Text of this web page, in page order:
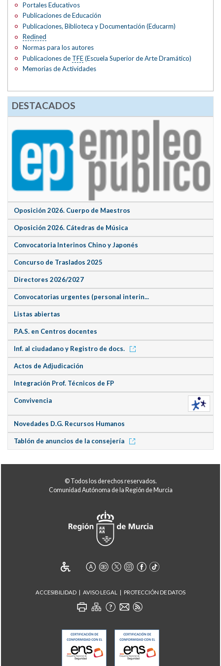
Portales Educativos
Publicaciones de Educación
Publicaciones, Biblioteca y Documentación (Educarm)
Redined
Normas para los autores
Publicaciones de TFE(Escuela Superior de Arte Dramático)
Memorias de Actividades
DESTACADOS
Oposición 2026. Cuerpo de Maestros
Oposición 2026. Cátedras de Música
Convocatoria Interinos Chino y Japonés
Concurso de Traslados 2025
Directores 2026/2027
Convocatorias urgentes (personal interin...
Listas abiertas
P.A.S. en Centros docentes
Inf. al ciudadano y Registro de docs.
Actos de Adjudicación
Integración Prof. Técnicos de FP
Convivencia
Novedades D.G. Recursos Humanos
Tablón de anuncios de la consejería
© Todos los derechos reservados.
Comunidad Autónoma de la Región de Murcia
ACCESIBILIDAD AVISO LEGAL PROTECCIÓN DE DATOS